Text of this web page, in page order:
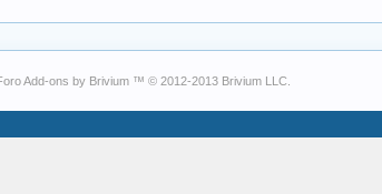
Add-ons by Brivium ™ © 2012-2013 Brivium LLC.